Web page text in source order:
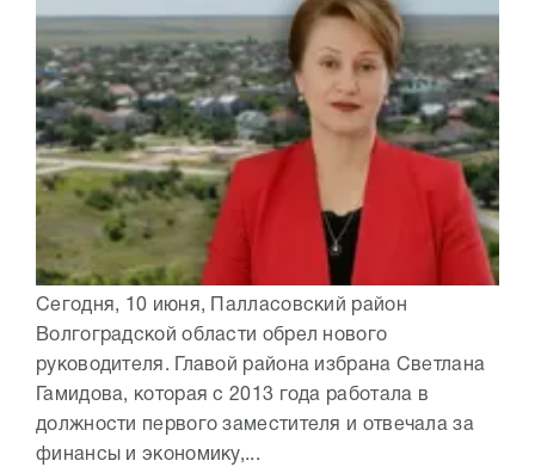
Сегодня, 10 июня, Палласовский район
Волгоградской области обрел нового
руководителя. Главой района избрана Светлана
Гамидова, которая с 2013 года работала в
должности первого заместителя и отвечала за
финансы и экономику,...